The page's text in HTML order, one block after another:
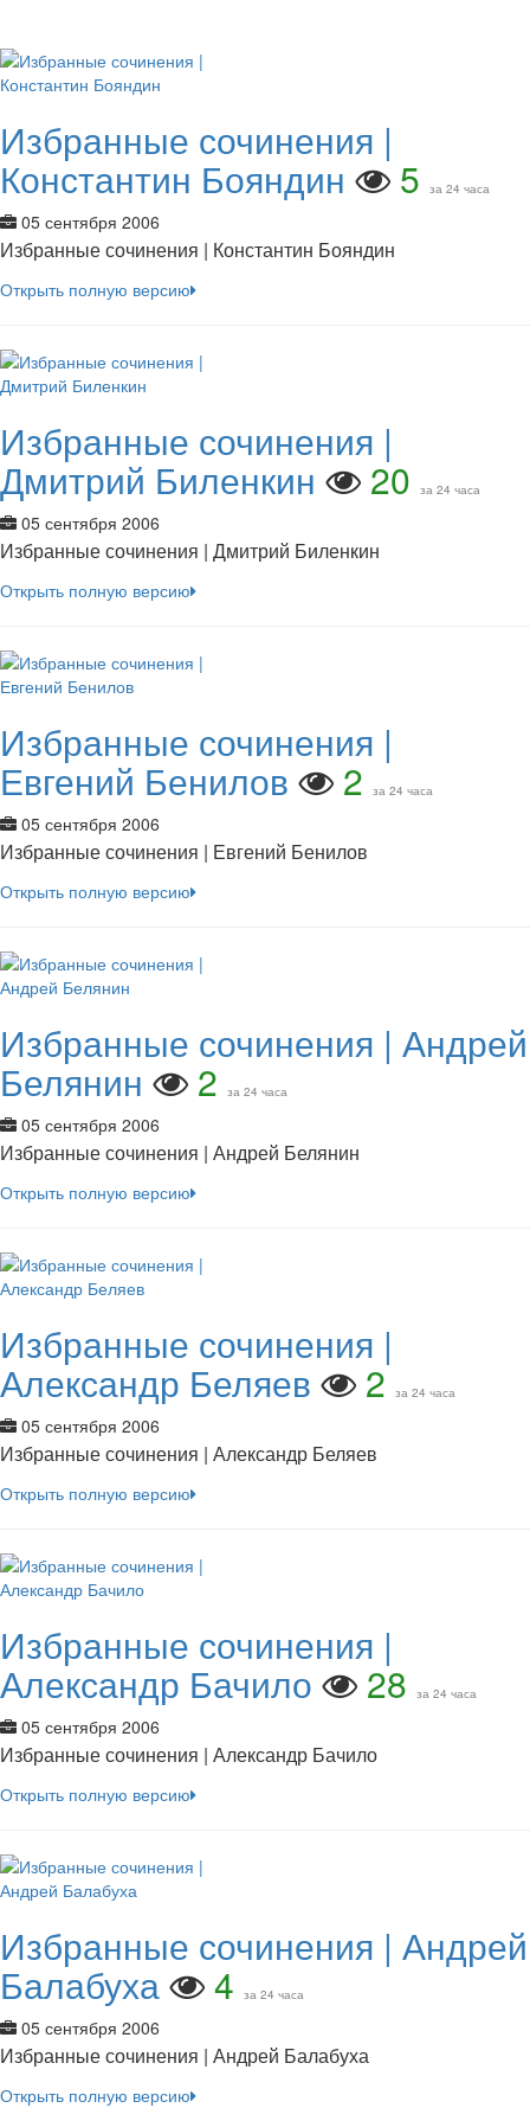
Избранные сочинения |
Константин Бояндин 5 за 24 часа
05 сентября 2006
Избранные сочинения | Константин Бояндин
Открыть полную версию
Избранные сочинения |
Дмитрий Биленкин 20 за 24 часа
05 сентября 2006
Избранные сочинения | Дмитрий Биленкин
Открыть полную версию
Избранные сочинения |
Евгений Бенилов 2 за 24 часа
05 сентября 2006
Избранные сочинения | Евгений Бенилов
Открыть полную версию
Избранные сочинения | Андрей
Белянин 2 за 24 часа
05 сентября 2006
Избранные сочинения | Андрей Белянин
Открыть полную версию
Избранные сочинения |
Александр Беляев 2 за 24 часа
05 сентября 2006
Избранные сочинения | Александр Беляев
Открыть полную версию
Избранные сочинения |
Александр Бачило 28 за 24 часа
05 сентября 2006
Избранные сочинения | Александр Бачило
Открыть полную версию
Избранные сочинения | Андрей
Балабуха 4 за 24 часа
05 сентября 2006
Избранные сочинения | Андрей Балабуха
Открыть полную версию